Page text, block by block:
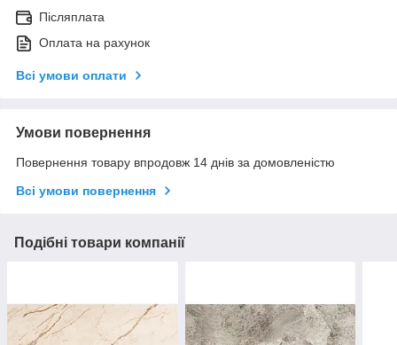
Післяплата
Оплата на рахунок
Всі умови оплати
Умови повернення
Повернення товару впродовж 14 днів за домовленістю
Всі умови повернення
Подібні товари компанії